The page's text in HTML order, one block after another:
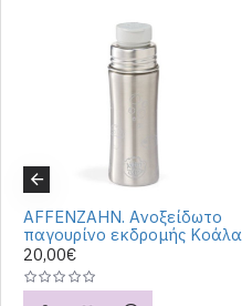
AFFENZAHN. Ανοξείδωτο
παγουρίνο εκδρομής Κοάλα
20,00€